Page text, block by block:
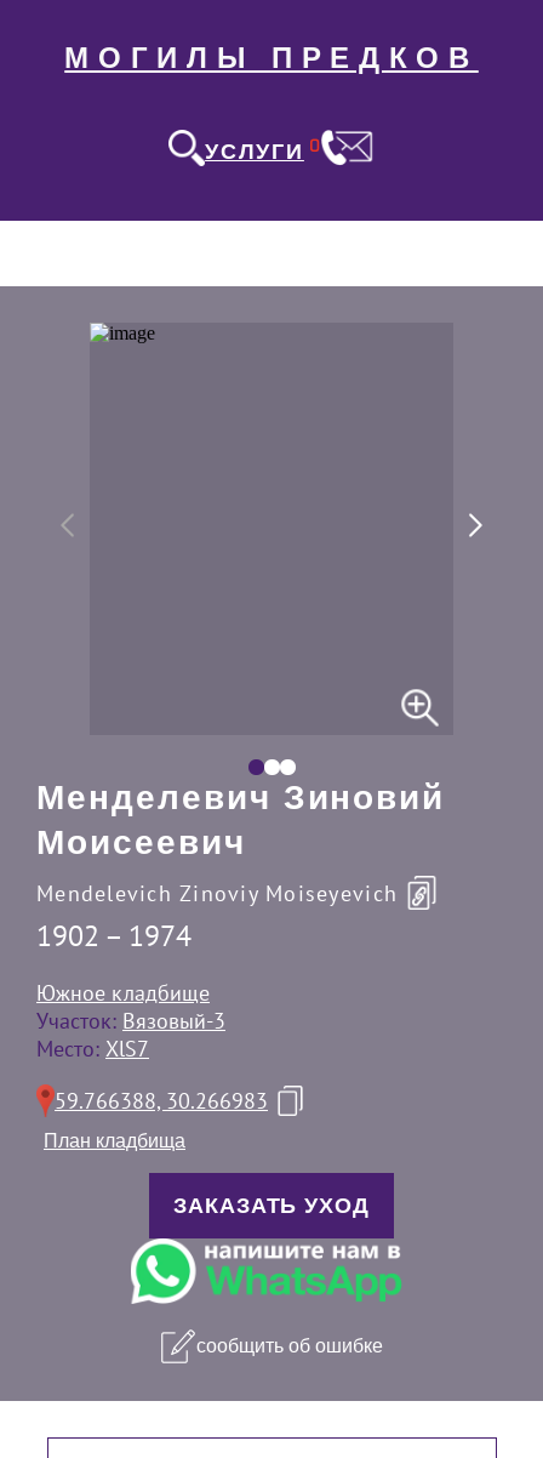
МОГИЛЫ ПРЕДКОВ
УСЛУГИ 0
Менделевич Зиновий
Моисеевич
Mendelevich Zinoviy Moiseyevich
1902 – 1974
Южное кладбище
Участок: Вязовый-3
Место: XlS7
59.766388, 30.266983
План кладбища
ЗАКАЗАТЬ УХОД
сообщить об ошибке